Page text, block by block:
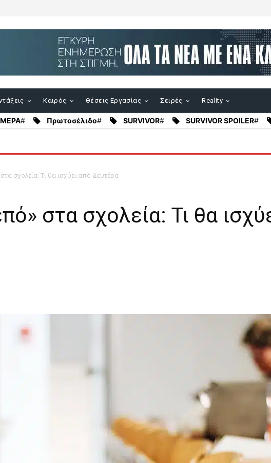
Καιρός Θέσεις Εργασίας Σειρές Reality
# Πρωτοσέλιδο# SURVIVOR# SURVIVOR SPOILER#
σχολεία: Τι θα ισχύει από Δευτέρα
στα σχολεία: Τι θα